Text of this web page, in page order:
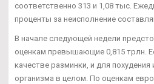
соответственно 313 и 1,08 тыс.
проценты за неисполнение
В начале следующей недели
оценкам превышающие 0,815 трлн.
качестве разминки, и для похудения
организма в целом. По оценкам